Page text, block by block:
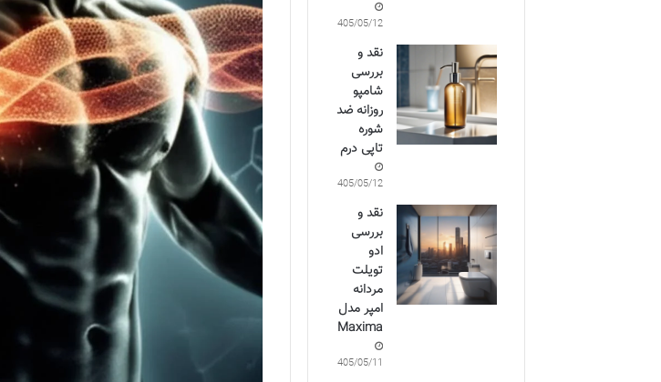
1405/05/12
نقد و
بررسی
شامپو
روزانه ضد
شوره
تاپی درم
1405/05/12
نقد و
بررسی
ادو
تویلت
مردانه
امپر مدل
Maxima
1405/05/11